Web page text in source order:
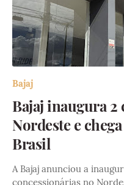
Bajaj
Bajaj inaugura 2
Nordeste e
Brasil
A Bajaj anunciou a
concessionárias no